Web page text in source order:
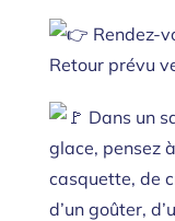
Rendez-
Retour prévu
Dans un
glace, pensez
casquette, de
d’un goûter,